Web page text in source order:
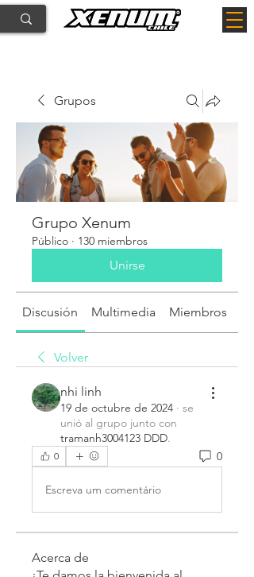
Grupos
Grupo Xenum
Público · 130 miembros
Unirse
Discusión Multimedia Miembros
Volver
nhi linh
19 de octubre de 2024 · se
unió al grupo junto con
tramanh3004123 DDD.
0 0
Escreva um comentário
Acerca de